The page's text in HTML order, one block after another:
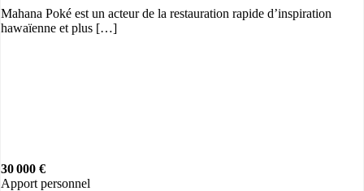
Mahana Poké est un acteur de la restauration rapide d’inspiration
hawaïenne et plus […]
30 000 €
Apport personnel